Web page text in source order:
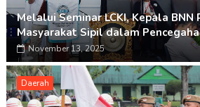
Melalui Seminar LCKI, Kepala BNN
Masyarakat Sipil dalam
November 13, 2025
Daerah